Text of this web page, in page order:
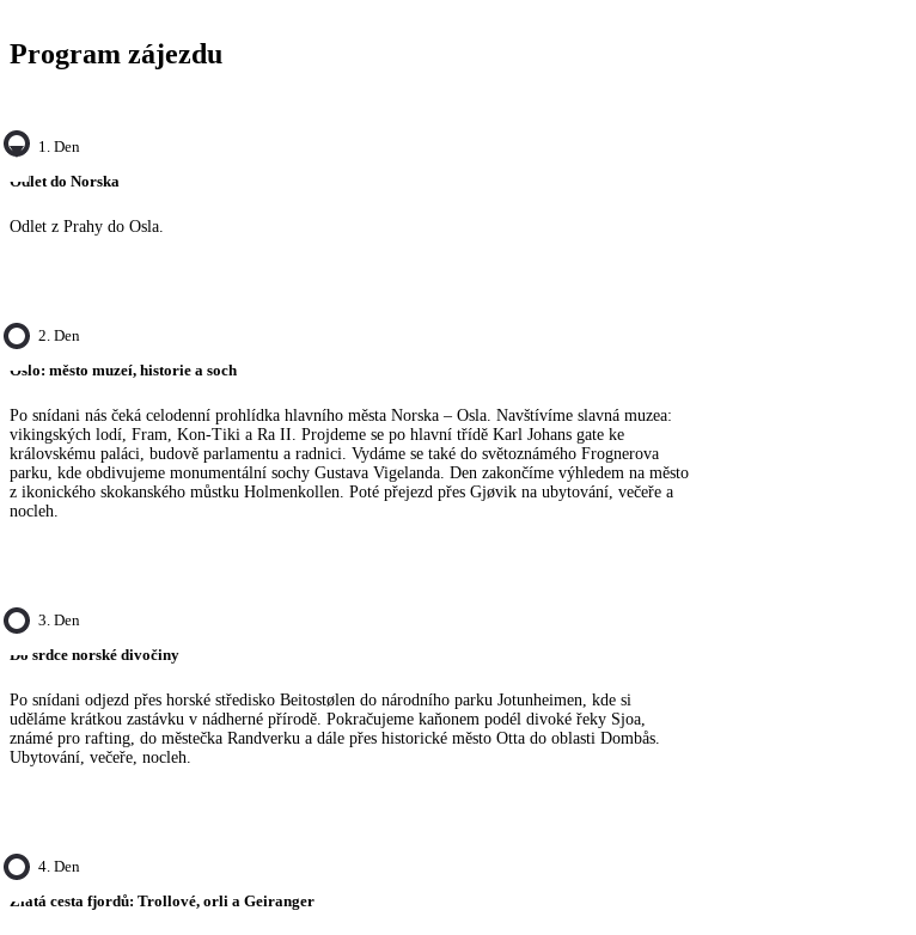
Program zájezdu
1. Den
Odlet do Norska
Odlet z Prahy do Osla.
2. Den
Oslo: město muzeí, historie a soch
Po snídani nás čeká celodenní prohlídka hlavního města Norska – Osla. Navštívíme slavná muzea:
vikingských lodí, Fram, Kon-Tiki a Ra II. Projdeme se po hlavní třídě Karl Johans gate ke
královskému paláci, budově parlamentu a radnici. Vydáme se také do světoznámého Frognerova
parku, kde obdivujeme monumentální sochy Gustava Vigelanda. Den zakončíme výhledem na město
z ikonického skokanského můstku Holmenkollen. Poté přejezd přes Gjøvik na ubytování, večeře a
nocleh.
3. Den
Do srdce norské divočiny
Po snídani odjezd přes horské středisko Beitostølen do národního parku Jotunheimen, kde si
uděláme krátkou zastávku v nádherné přírodě. Pokračujeme kaňonem podél divoké řeky Sjoa,
známé pro rafting, do městečka Randverku a dále přes historické město Otta do oblasti Dombås.
Ubytování, večeře, nocleh.
4. Den
Zlatá cesta fjordů: Trollové, orli a Geiranger